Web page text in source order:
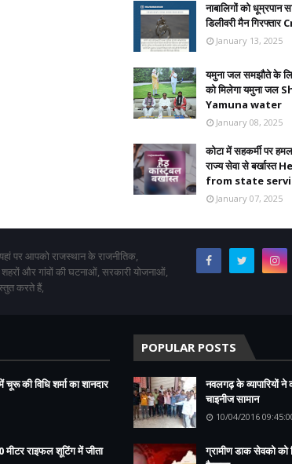
नाबालिगों को धूम्रपान
डिलीवरी मैन
January 13, 2025
यमुना जल समझौते के
को मिलेगा यमुना
Yamuna water
January 08, 2025
कोटा में सहकर्मी पर
राज्य सेवा से
from state
January 07, 2025
पर आपको राजस्थान के राजनीतिक,
और गांवों की घटनाओं, सरकारी योजनाओं,
करते हैं,
की विधि शर्मा का शानदार
मीटर राइफल शूटिंग में जीता
POPULAR POSTS
नवलगढ़ के व्यापारियों
चाइनीज सामान
10/04/2016
ग्रामीण डाक सेवको को